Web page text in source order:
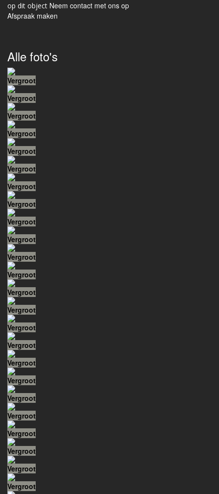
Neem contact met ons op
Afspraak maken
Alle foto's
Vergroot
Vergroot
Vergroot
Vergroot
Vergroot
Vergroot
Vergroot
Vergroot
Vergroot
Vergroot
Vergroot
Vergroot
Vergroot
Vergroot
Vergroot
Vergroot
Vergroot
Vergroot
Vergroot
Vergroot
Vergroot
Vergroot
Vergroot
Vergroot